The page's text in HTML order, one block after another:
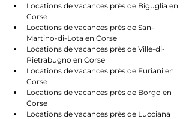
Locations de vacances près de Biguglia en
Corse
Locations de vacances près de San-
Martino-di-Lota en Corse
Locations de vacances près de Ville-di-
Pietrabugno en Corse
Locations de vacances près de Furiani en
Corse
Locations de vacances près de Borgo en
Corse
Locations de vacances près de Lucciana